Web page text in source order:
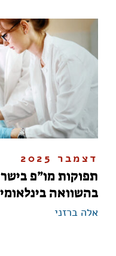
דצמבר 2025
תפוקות מו”פ
בהשוואה בינלאומית |
אלה ברזני